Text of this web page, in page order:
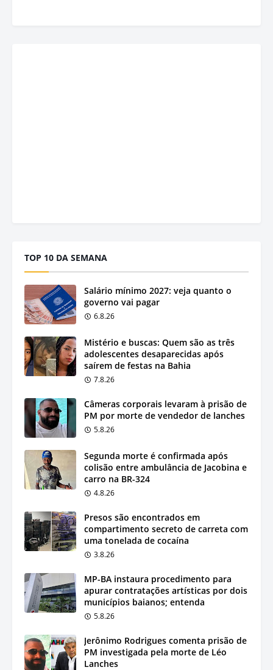
TOP 10 DA SEMANA
Salário mínimo 2027: veja quanto o
governo vai pagar
6.8.26
Mistério e buscas: Quem são as três
adolescentes desaparecidas após
saírem de festas na Bahia
7.8.26
Câmeras corporais levaram à prisão de
PM por morte de vendedor de lanches
5.8.26
Segunda morte é confirmada após
colisão entre ambulância de Jacobina e
carro na BR-324
4.8.26
Presos são encontrados em
compartimento secreto de carreta com
uma tonelada de cocaína
3.8.26
MP-BA instaura procedimento para
apurar contratações artísticas por dois
municípios baianos; entenda
5.8.26
Jerônimo Rodrigues comenta prisão de
PM investigada pela morte de Léo
Lanches